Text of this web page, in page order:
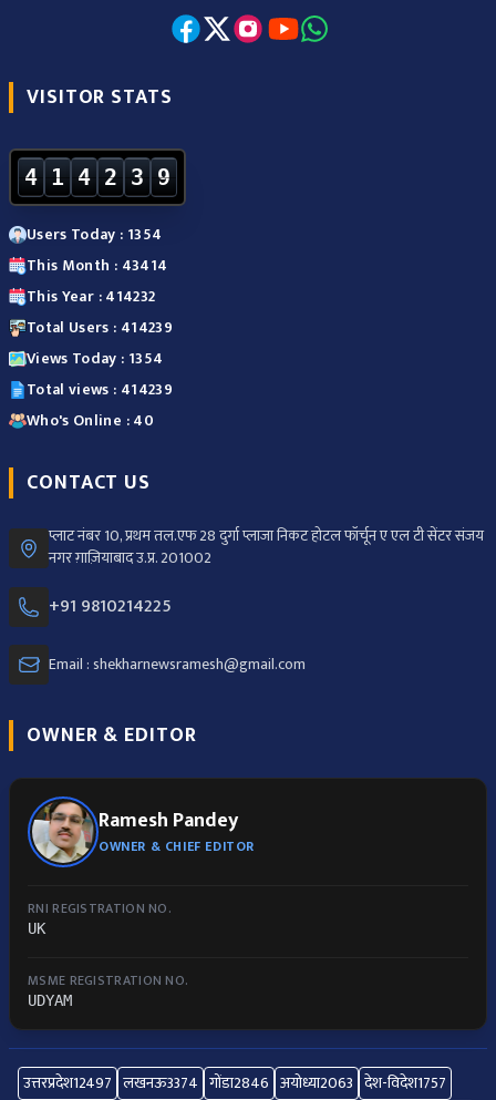
VISITOR STATS
4 1 4 2 3 9
Users Today : 1354
This Month : 43414
This Year : 414232
Total Users : 414239
Views Today : 1354
Total views : 414239
Who's Online : 40
CONTACT US
प्लाट नंबर 10, प्रथम तल.एफ 28 दुर्गा प्लाजा निकट होटल फॉर्चून ए एल टी सेंटर संजय
नगर ग़ाज़ियाबाद उ.प्र. 201002
+91 9810214225
Email : shekharnewsramesh@gmail.com
OWNER & EDITOR
Ramesh Pandey
OWNER & CHIEF EDITOR
RNI REGISTRATION NO.
UK
MSME REGISTRATION NO.
UDYAM
उत्तरप्रदेश12497 लखनऊ3374 गोंडा2846 अयोध्या2063 देश-विदेश1757